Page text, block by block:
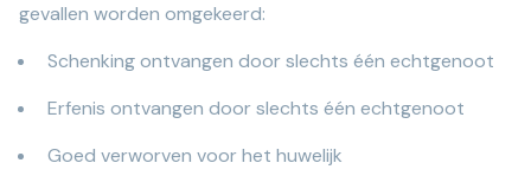
gevallen worden omgekeerd:
Schenking ontvangen door slechts één echtgenoot
Erfenis ontvangen door slechts één echtgenoot
Goed verworven voor het huwelijk